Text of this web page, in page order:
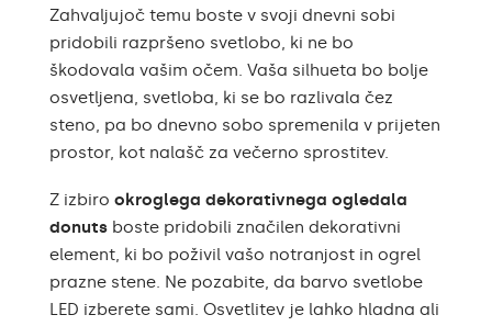
Zahvaljujoč temu boste v svoji dnevni sobi
pridobili razpršeno svetlobo, ki ne bo
škodovala vašim očem. Vaša silhueta bo bolje
osvetljena, svetloba, ki se bo razlivala čez
steno, pa bo dnevno sobo spremenila v prijeten
prostor, kot nalašč za večerno sprostitev.
Z izbiro okroglega dekorativnega ogledala
donuts boste pridobili značilen dekorativni
element, ki bo poživil vašo notranjost in ogrel
prazne stene. Ne pozabite, da barvo svetlobe
LED izberete sami. Osvetlitev je lahko hladna ali